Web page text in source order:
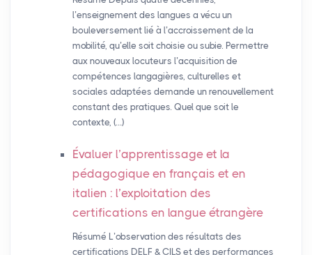
l’enseignement des langues a vécu un
bouleversement lié à l’accroissement de la
mobilité, qu’elle soit choisie ou subie. Permettre
aux nouveaux locuteurs l’acquisition de
compétences langagières, culturelles et
sociales adaptées demande un renouvellement
constant des pratiques. Quel que soit le
contexte, (…)
Évaluer l’apprentissage et la
pédagogique en français et en
italien : l’exploitation des
certifications en langue étrangère
Résumé L’observation des résultats des
certifications DELF & CILS et des performances